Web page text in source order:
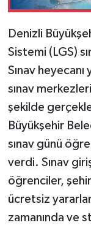
Denizli
Sistemi (LGS)
Sınav
sınav
şekilde
Büyükşehir
sınav günü
verdi. Sınav
öğrenciler,
ücretsiz
zamanında ve